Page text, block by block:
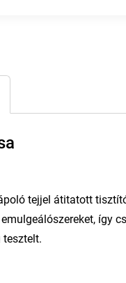
tejjel átitatott
így